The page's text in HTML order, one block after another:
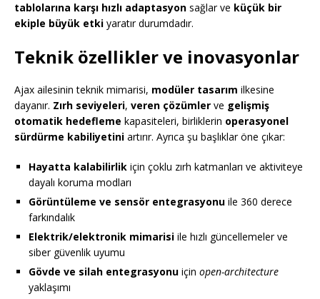
tablolarına karşı hızlı adaptasyon sağlar ve küçük bir
ekiple büyük etki yaratır durumdadır.
Teknik özellikler ve inovasyonlar
Ajax ailesinin teknik mimarisi, modüler tasarım ilkesine
dayanır. Zırh seviyeleri, veren çözümler ve gelişmiş
otomatik hedefleme kapasiteleri, birliklerin operasyonel
sürdürme kabiliyetini artırır. Ayrıca şu başlıklar öne çıkar:
Hayatta kalabilirlik için çoklu zırh katmanları ve aktiviteye
dayalı koruma modları
Görüntüleme ve sensör entegrasyonu ile 360 derece
farkındalık
Elektrik/elektronik mimarisi ile hızlı güncellemeler ve
siber güvenlik uyumu
Gövde ve silah entegrasyonu için open-architecture
yaklaşımı